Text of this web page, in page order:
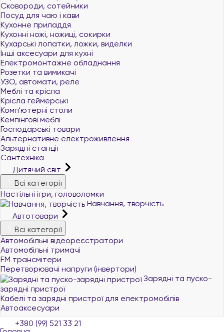
Сковороди, сотейники
Посуд для чаю і кави
Кухонне приладдя
Кухонні ножі, ножиці, сокирки
Кухарські лопатки, ложки, виделки
Інші аксесуари для кухні
Електромонтажне обладнання
Розетки та вимикачі
УЗО, автомати, реле
Меблі та крісла
Крісла геймерські
Комп'ютерні столи
Кемпінгові меблі
Господарські товари
Альтернативне електроживлення
Зарядні станції
Сантехніка
Дитячий світ
Всі категорії
Настільні ігри, головоломки
Навчання, творчість
Автотовари
Всі категорії
Автомобільні відеореєстратори
Автомобільні тримачі
FM трансмітери
Перетворювачі напруги (інвертори)
Зарядні та пуско-
зарядні пристрої
Кабелі та зарядні пристрої для електромобілів
Автоаксесуари
+380 (96) 521 33 21
+380 (73) 521 33 21
+380 (99) 521 33 21